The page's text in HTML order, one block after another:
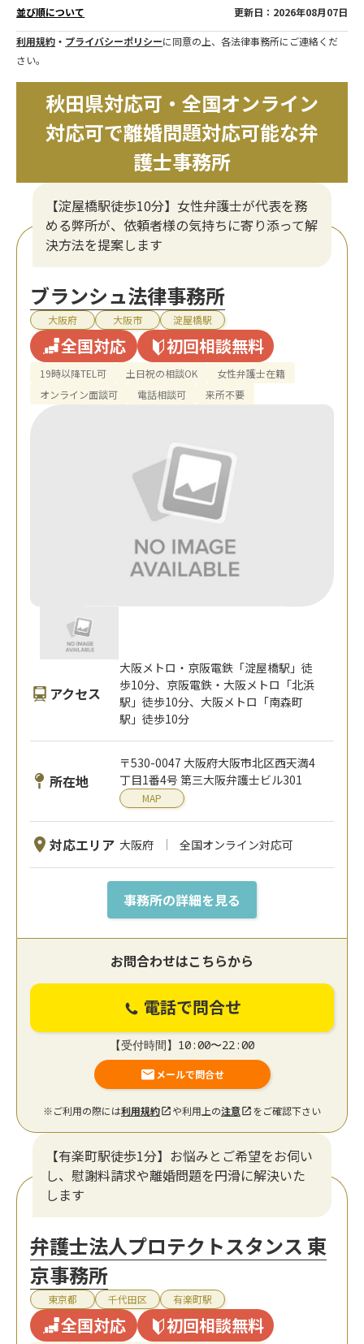
並び順について 更新日：2026年08月07日
利用規約 ・ プライバシーポリシーに同意の上、各法律事務所にご連絡くだ
さい。
秋田県対応可・全国オンライン
対応可で離婚問題対応可能な弁
護士事務所
【淀屋橋駅徒歩10分】女性弁護士が代表を務
める弊所が、依頼者様の気持ちに寄り添って解
決方法を提案します
ブランシュ法律事務所
大阪府 大阪市 淀屋橋駅
全国対応 初回相談無料
19時以降TEL可 土日祝の相談OK
女性弁護士在籍
オンライン面談可
電話相談可 来所不要
アクセス
大阪メトロ・京阪電鉄「淀屋橋駅」徒
歩10分、京阪電鉄・大阪メトロ「北浜
駅」徒歩10分、大阪メトロ「南森町
駅」徒歩10分
所在地
〒530-0047 大阪府大阪市北区西天満4
丁目1番4号 第三大阪弁護士ビル301
MAP
対応エリア 大阪府 全国オンライン対応可
事務所の詳細を見る
お問合わせはこちらから
電話で問合せ
【受付時間】10:00〜22:00
メールで問合せ
※ご利用の際には利用規約 や利用上の注意 をご確認下さい
【有楽町駅徒歩1分】お悩みとご希望をお伺い
し、慰謝料請求や離婚問題を円滑に解決いた
します
弁護士法人プロテクトスタンス 東
京事務所
東京都 千代田区 有楽町駅
全国対応 初回相談無料